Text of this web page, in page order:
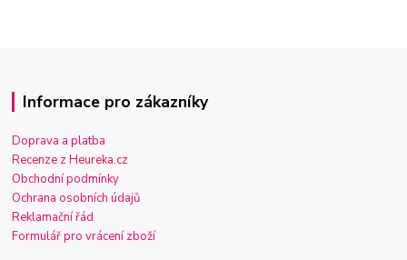
Informace pro zákazníky
Doprava a platba
Recenze z Heureka.cz
Obchodní podmínky
Ochrana osobních údajů
Reklamační řád
Formulář pro vrácení zboží